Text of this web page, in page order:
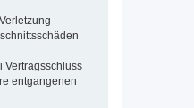
Vertragsschluss
entgangenen